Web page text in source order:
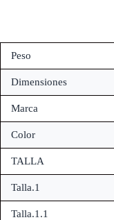
Peso
Dimensiones
Marca
Color
TALLA
Talla.1
Talla.1.1